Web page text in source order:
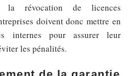
la révocation de licences
doivent donc mettre en
internes pour assurer leur
les pénalités.